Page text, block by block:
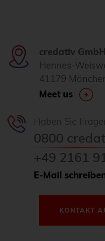
credativ GmbH
Hennes-
41179
Meet us
0800
+49 2161
E-Mail
KONTAKT